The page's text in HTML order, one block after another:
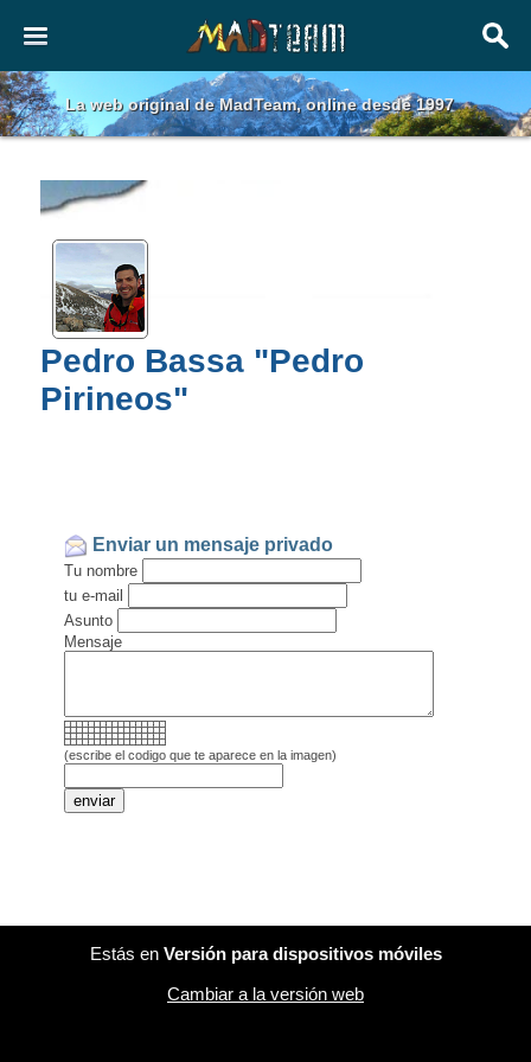
La web original de MadTeam, online desde 1997
Pedro Bassa "Pedro
Pirineos"
Enviar un mensaje privado
Tu nombre
tu e-mail
Asunto
Mensaje
(escribe el codigo que te aparece en la imagen)
Estás en Versión para dispositivos móviles
Cambiar a la versión web